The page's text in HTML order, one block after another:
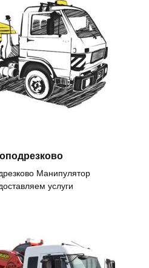
Манипулятор
услуги